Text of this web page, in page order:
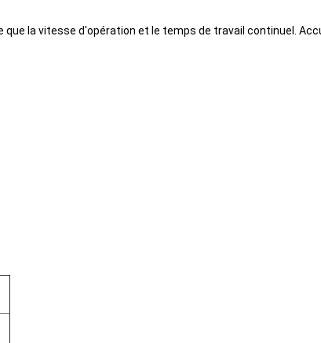
la vitesse d'opération et le temps de travail continuel.